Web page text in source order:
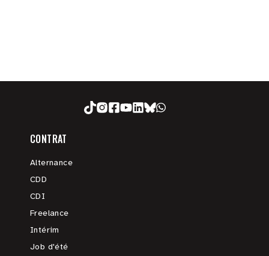
CONTRAT
Alternance
CDD
CDI
Freelance
Intérim
Job d'été